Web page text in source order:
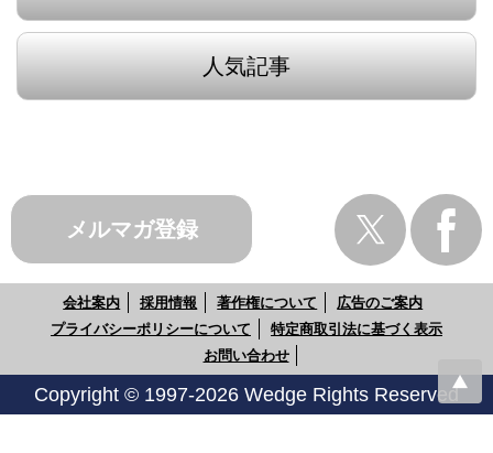
人気記事
メルマガ登録
会社案内 採用情報 著作権について
広告のご案内
プライバシーポリシーについて
特定商取引法に基づく表示
お問い合わせ
Copyright © 1997-2026 Wedge Rights Reserved